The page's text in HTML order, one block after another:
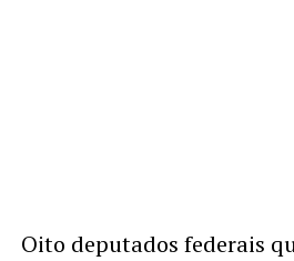
Oito deputados federais